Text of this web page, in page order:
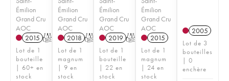
Émilion
Grand Cru
AOC
2015 T
Lot de 1
bouteille
| 60+ en
stock
Émilion
Grand Cru
AOC
2018 T
Lot de 1
magnum
| 9 en
stock
Émilion
Grand Cru
AOC
2019 T
Lot de 1
bouteille
| 22 en
stock
Émilion
Grand Cru
AOC
2015
Lot de 1
magnum
| 24 en
stock
2005
Lot de 3
bouteilles
| 0
enchère